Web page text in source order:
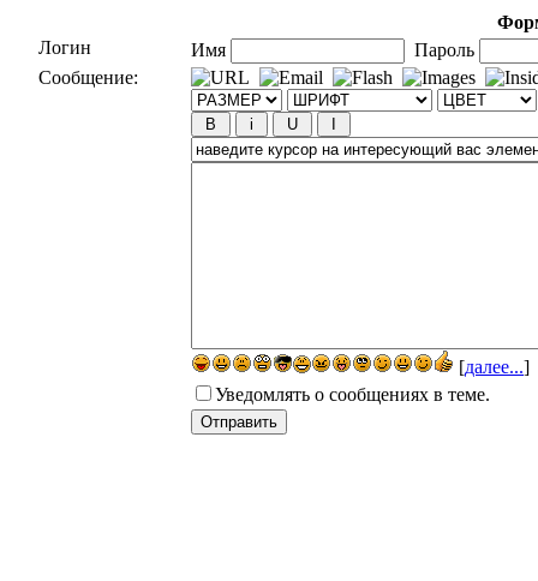
Логин
Имя
Пароль
Сообщение:
[далее...]
Уведомлять о сообщениях в теме.